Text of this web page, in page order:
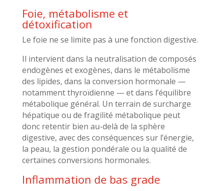
Foie, métabolisme et
détoxification
Le foie ne se limite pas à une fonction digestive.
Il intervient dans la neutralisation de composés
endogènes et exogènes, dans le métabolisme
des lipides, dans la conversion hormonale —
notamment thyroïdienne — et dans l’équilibre
métabolique général. Un terrain de surcharge
hépatique ou de fragilité métabolique peut
donc retentir bien au-delà de la sphère
digestive, avec des conséquences sur l’énergie,
la peau, la gestion pondérale ou la qualité de
certaines conversions hormonales.
Inflammation de bas grade